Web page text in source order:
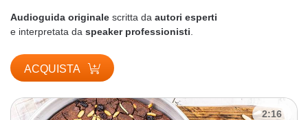
Audioguida originale scritta da autori esperti
e interpretata da speaker professionisti
ACQUISTA
2:16